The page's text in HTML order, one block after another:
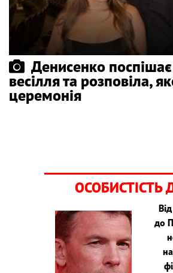
Денисенко поспішає
весілля та розповіла,
церемонія
ОСОБИСТІСТЬ
до